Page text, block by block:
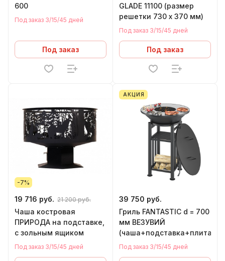
600
Под заказ 3/15/45 дней
Под заказ
GLADE 11100 (размер
решетки 730 х 370 мм)
Под заказ 3/15/45 дней
Под заказ
-7%
19 716 руб. 21 200 руб.
Чаша костровая
ПРИРОДА на подставке,
с зольным ящиком
Под заказ 3/15/45 дней
АКЦИЯ
39 750 руб.
Гриль FANTASTIC d = 700
мм ВЕЗУВИЙ
Под заказ 3/15/45 дней